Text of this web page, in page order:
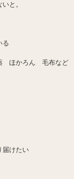
と。
る
ほかろん 毛布など
けたい